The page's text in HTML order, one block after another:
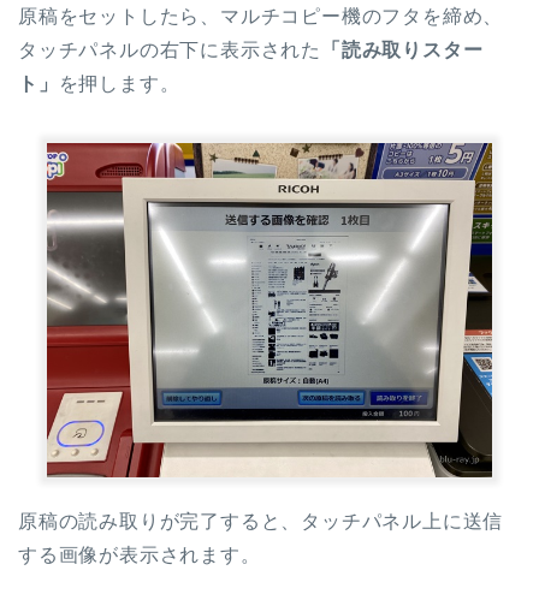
原稿をセットしたら、マルチコピー機のフタを締め、
タッチパネルの右下に表示された
「読み取りスター
ト」
を押します。
原稿の読み取りが完了すると、タッチパネル上に送信
する画像が表示されます。